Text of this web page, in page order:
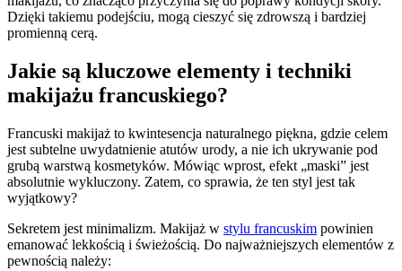
Dzięki takiemu podejściu, mogą cieszyć się zdrowszą i bardziej
promienną cerą.
Jakie są kluczowe elementy i techniki
makijażu francuskiego?
Francuski makijaż to kwintesencja naturalnego piękna, gdzie celem
jest subtelne uwydatnienie atutów urody, a nie ich ukrywanie pod
grubą warstwą kosmetyków. Mówiąc wprost, efekt „maski” jest
absolutnie wykluczony. Zatem, co sprawia, że ten styl jest tak
wyjątkowy?
Sekretem jest minimalizm. Makijaż w stylu francuskim powinien
emanować lekkością i świeżością. Do najważniejszych elementów z
pewnością należy: